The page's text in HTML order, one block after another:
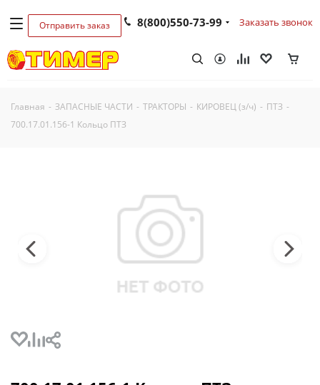
Отправить заказ 8(800)550-73-99 Заказать звонок
Главная - ЗАПАСНЫЕ ЧАСТИ - ТРАКТОРЫ - КИРОВЕЦ (з/ч) - ПТЗ -
700.17.01.156-1 Кольцо ПТЗ